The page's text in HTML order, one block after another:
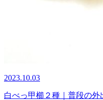
2023.10.03
白べっ甲櫛２種｜普段の